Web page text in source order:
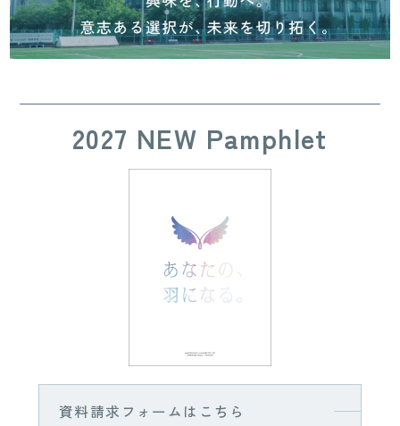
2027 NEW Pamphlet
資料請求フォームはこちら